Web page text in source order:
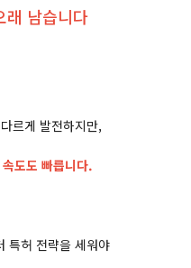
래 남습니다
르게 발전하지만,
도도 빠릅니다.
특허 전략을 세워야